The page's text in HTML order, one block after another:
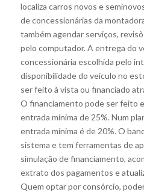
localiza carros novos e
de concessionárias da
também agendar serviços,
pelo computador. A entrega do
concessionária escolhida pelo
disponibilidade do veículo no
ser feito à vista ou financiado
O financiamento pode ser feito
entrada mínima de 25%. Num
entrada mínima é de 20%. O
sistema e tem ferramentas de
simulação de financiamento,
extrato dos pagamentos e
Quem optar por consórcio,